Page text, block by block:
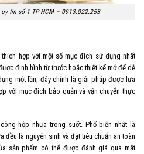
tín số 1 TP HCM – 0913.022.253
hợp với một số mục đích sử dụng nhất
định hình từ trước hoặc thiết kế mở để dễ
một lần, đây chính là giải pháp được lựa
với mục đích bảo quản và vận chuyển thực
hộp nhựa trong suốt. Phổ biến nhất là
đều là nguyên sinh và đạt tiêu chuẩn an toàn
sản phẩm có thể được đánh giá qua mắt